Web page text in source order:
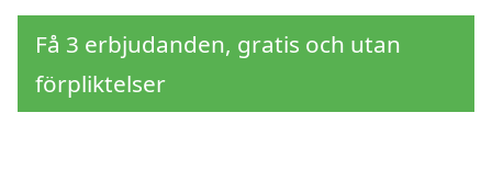
Få 3 erbjudanden, gratis och utan
förpliktelser